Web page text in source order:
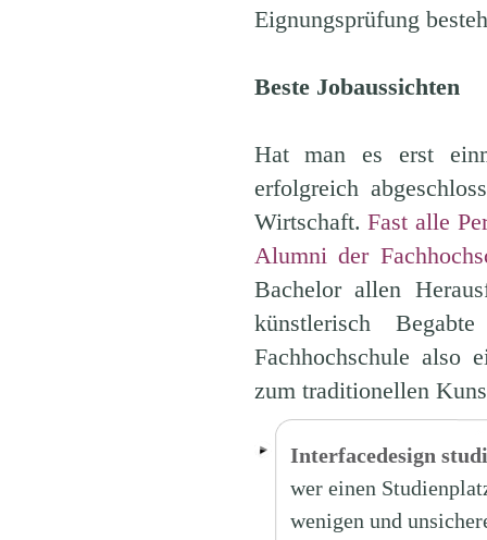
Eignungsprüfung
Beste Jobaussichten
Hat man es erst
erfolgreich
Wirtschaft.Fast alle
Alumni der
Bachelor allen
künstlerisch
Fachhochschule also
zum traditionellen
Interfacedesign
wer einen
wenigen und